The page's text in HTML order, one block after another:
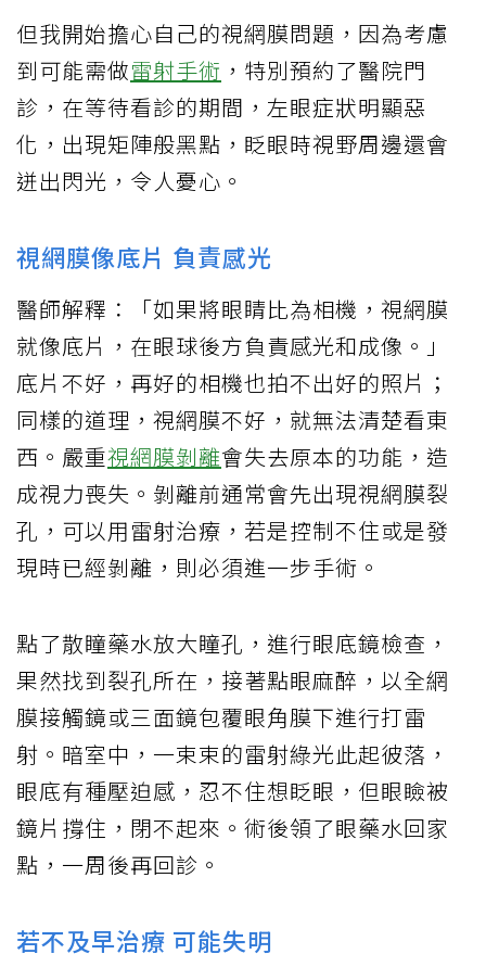
但我開始擔心自己的視網膜問題，因為考慮
到可能需做雷射手術 ，特別預約了醫院門
診，在等待看診的期間，左眼症狀明顯惡
化，出現矩陣般黑點，眨眼時視野周邊還會
迸出閃光，令人憂心。
視網膜像底片 負責感光
醫師解釋：「如果將眼睛比為相機，視網膜
就像底片，在眼球後方負責感光和成像。」
底片不好，再好的相機也拍不出好的照片；
同樣的道理，視網膜不好，就無法清楚看東
西。嚴重視網膜剝離會失去原本的功能，造
成視力喪失。剝離前通常會先出現視網膜裂
孔，可以用雷射治療，若是控制不住或是發
現時已經剝離，則必須進一步手術。
點了散瞳藥水放大瞳孔，進行眼底鏡檢查，
果然找到裂孔所在，接著點眼麻醉，以全網
膜接觸鏡或三面鏡包覆眼角膜下進行打雷
射。暗室中，一束束的雷射綠光此起彼落，
眼底有種壓迫感，忍不住想眨眼，但眼瞼被
鏡片撐住，閉不起來。術後領了眼藥水回家
點，一周後再回診。
若不及早治療 可能失明